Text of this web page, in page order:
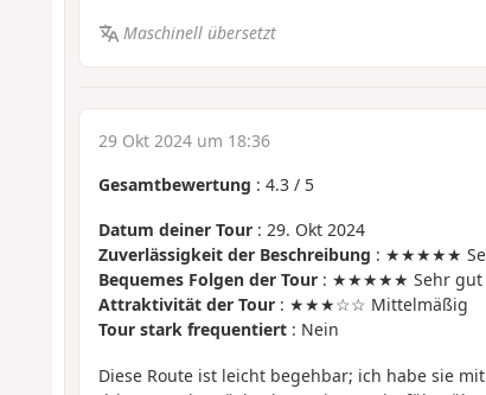
Maschinell übersetzt
29 Okt 2024 um 18:36
Gesamtbewertung : 4.3/ 5
Datum deiner Tour: 29. Okt 2024
Zuverlässigkeit der Beschreibung : ★★★★★
Bequemes Folgen der Tour: ★★★★★ Sehr gut
Attraktivität der Tour: ★★★☆☆ Mittelmäßig
Tour stark frequentiert: Nein
Diese Route ist leicht begehbar; ich habe sie